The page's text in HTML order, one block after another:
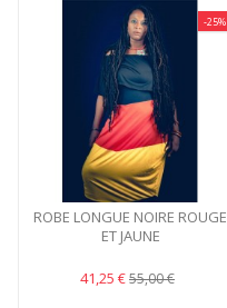
-25%
ROBE LONGUE NOIRE ROUGE
ET JAUNE
41,25 €55,00 €